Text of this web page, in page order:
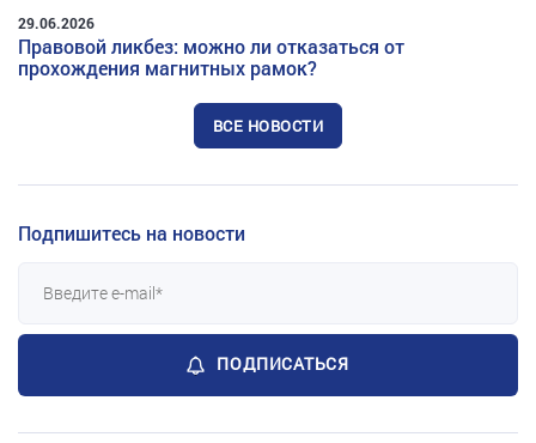
29.06.2026
Правовой ликбез: можно ли отказаться от
прохождения магнитных рамок?
ВСЕ НОВОСТИ
Подпишитесь на новости
ПОДПИСАТЬСЯ